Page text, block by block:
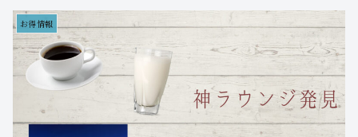
お得情報